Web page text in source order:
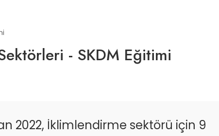
- SKDM Eğitimi
2022, İklimlendirme sektörü için 9